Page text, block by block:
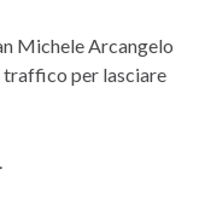
Michele Arcangelo
per lasciare